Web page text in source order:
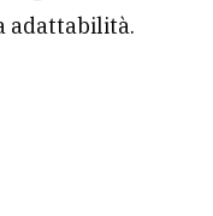
adattabilità.